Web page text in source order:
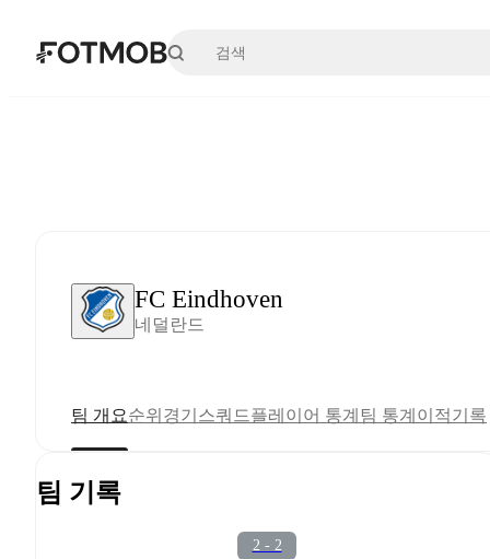
본문으로 건너뛰기
FC Eindhoven
네덜란드
팀 개요순위 경기 스쿼드플레이어 통계 팀 통계 이적기록
팀 기록
2 - 2